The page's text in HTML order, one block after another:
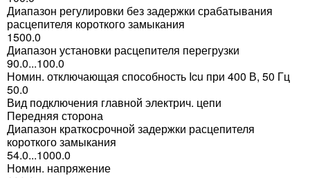
Диапазон регулировки без задержки срабатывания
расцепителя короткого замыкания
1500.0
Диапазон установки расцепителя перегрузки
90.0...100.0
Номин. отключающая способность Icu при 400 В, 50 Гц
50.0
Вид подключения главной электрич. цепи
Передняя сторона
Диапазон краткосрочной задержки расцепителя
короткого замыкания
54.0...1000.0
Номин. напряжение